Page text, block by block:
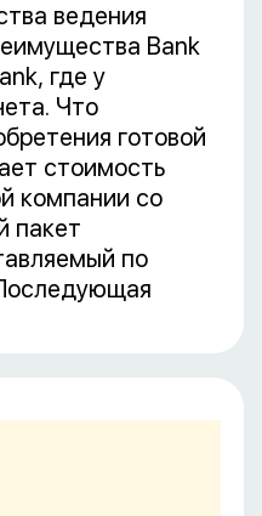
ведения
Bank
где у
Что
готовой
стоимость
компании со
пакет
по